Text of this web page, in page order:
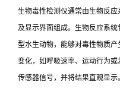
生物毒性检测仪通常由生物反
及显示界面组成。生物反应系
型水生动物，能够对毒性物质
变化，如呼吸速率、运动行为
传感器信号，并将结果直观显示。